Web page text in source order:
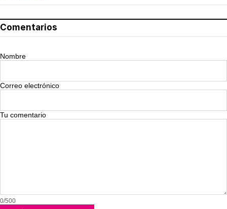
Comentarios
Nombre
Correo electrónico
Tu comentario
0/500